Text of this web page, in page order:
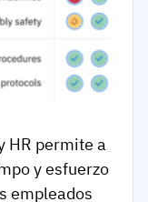
HR permite a
y esfuerzo
empleados